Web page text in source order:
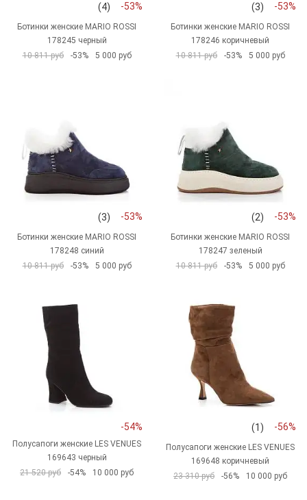
(4) -53%
Ботинки женские MARIO ROSSI
178245 черный
10 811 руб
-53% 5 000 руб
(3) -53%
Ботинки женские MARIO ROSSI
178246 коричневый
10 811 руб
-53% 5 000 руб
(3) -53%
Ботинки женские MARIO ROSSI
178248 синий
10 811 руб
-53% 5 000 руб
(2) -53%
Ботинки женские MARIO ROSSI
178247 зеленый
10 811 руб
-53% 5 000 руб
-54%
Полусапоги женские LES VENUES
169643 черный
21 520 руб
-54% 10 000 руб
(1) -56%
Полусапоги женские LES VENUES
169648 коричневый
23 310 руб
-56% 10 000 руб